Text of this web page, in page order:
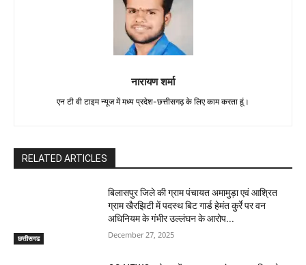
नारायण शर्मा
एन टी वी टाइम न्यूज में मध्य प्रदेश-छत्तीसगढ़ के लिए काम करता हूं।
RELATED ARTICLES
छत्तीसगढ
बिलासपुर जिले की ग्राम पंचायत अमामुड़ा एवं आश्रित
ग्राम खैरझिटी में पदस्थ बिट गार्ड हेमंत कुर्रे पर वन
अधिनियम के गंभीर उल्लंघन के आरोप...
December 27, 2025